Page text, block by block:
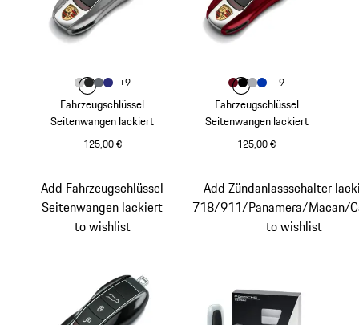
Fahrzeugschlüssel
Seitenwangen lackiert
125,00 €
Farbe
FarbeGT-silbermetallic
Farbe vulkangraumetallic
Farbevanadiumgraumetallic
Farbe
+9
Fahrzeugschlüssel
Seitenwangen lackiert
125,00 €
Farbe
Farberubinrotmetallic
Farbe
Farbe
Farbe
+9
Add Fahrzeugschlüssel
Seitenwangen lackiert
to wishlist
Add Zündanlassschalter
718/911/Panamera/Macan/
to wishlist